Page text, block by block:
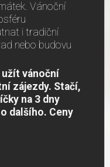
Vánoční
i tradiční
nebo budovu
vánoční
zájezdy. Stačí,
na 3 dny
dalšího. Ceny